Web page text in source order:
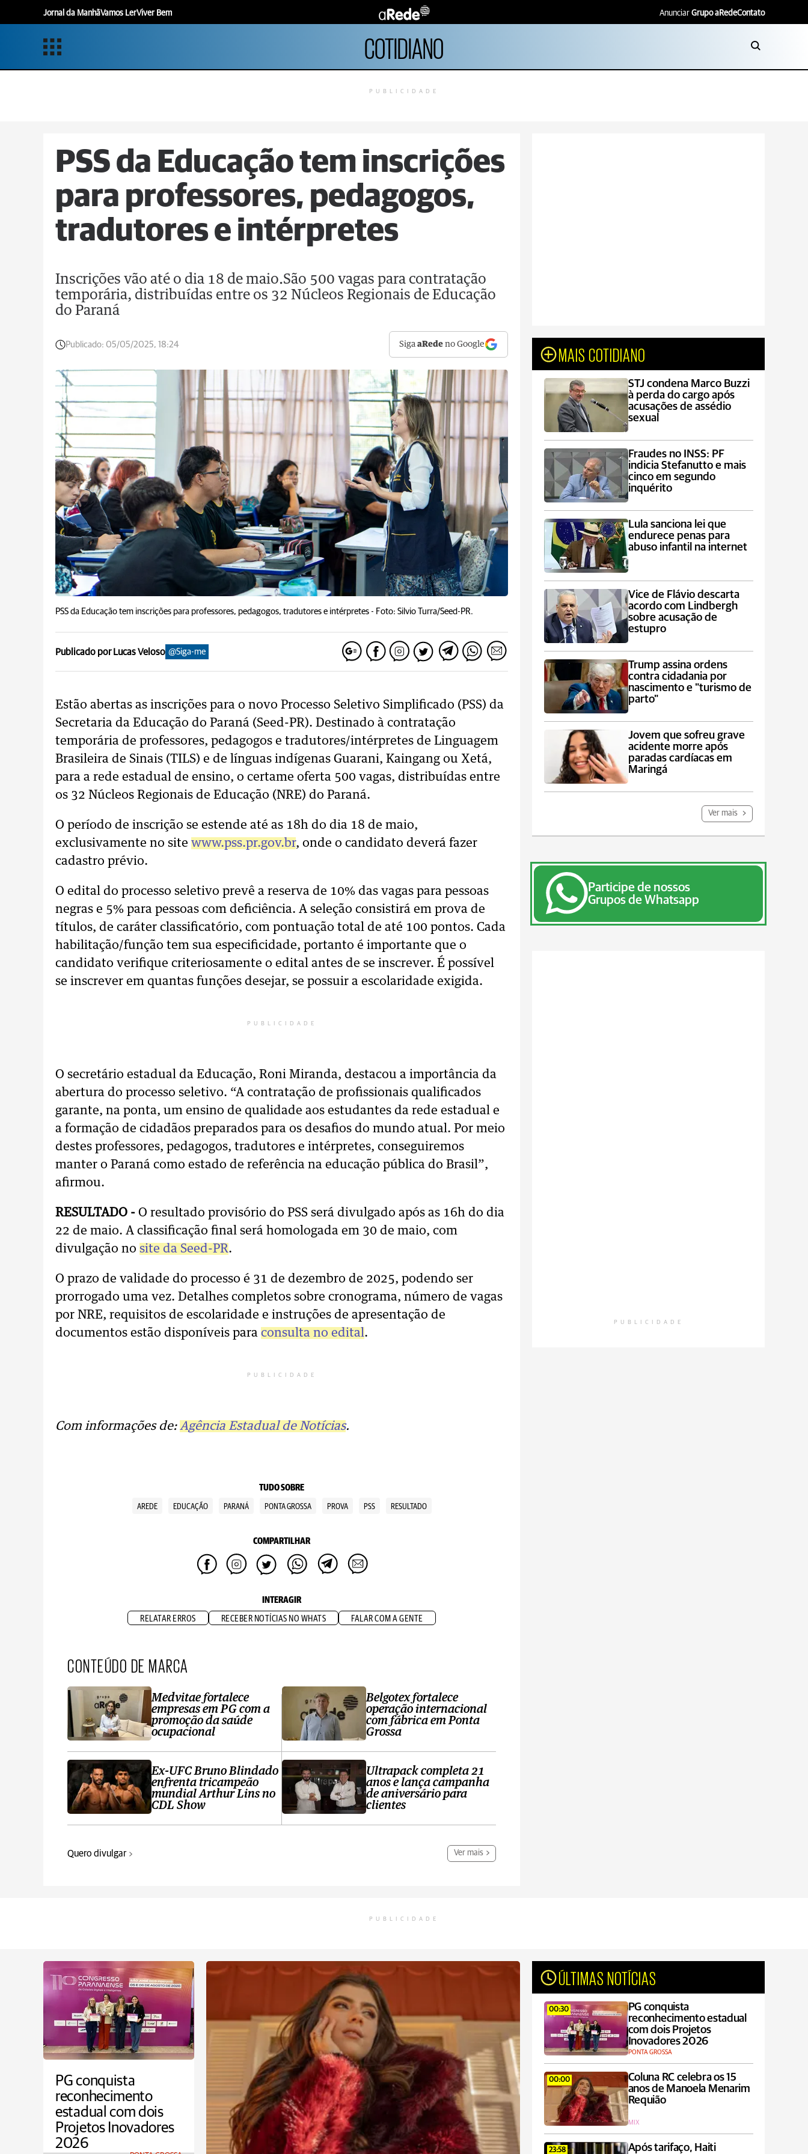
Jornal da ManhãVamos LerViver Bem Anunciar Grupo aRedeContato
COTIDIANO
PUBLICIDADE
PSS da Educação tem inscrições
para professores, pedagogos,
tradutores e intérpretes
Inscrições vão até o dia 18 de maio.São 500 vagas para contratação
temporária, distribuídas entre os 32 Núcleos Regionais de Educação
do Paraná
Publicado: 05/05/2025, 18:24 SigaaRede no Google
PSS da Educação tem inscrições para professores, pedagogos, tradutores e intérpretes - Foto: Silvio Turra/Seed-PR.
Publicado por Lucas Veloso @Siga-me
Estão abertas as inscrições para o novo Processo Seletivo Simplificado (PSS) da
Secretaria da Educação do Paraná (Seed-PR). Destinado à contratação
temporária de professores, pedagogos e tradutores/intérpretes de Linguagem
Brasileira de Sinais (TILS) e de línguas indígenas Guarani, Kaingang ou Xetá,
para a rede estadual de ensino, o certame oferta 500 vagas, distribuídas entre
os 32 Núcleos Regionais de Educação (NRE) do Paraná.
O período de inscrição se estende até as 18h do dia 18 de maio,
exclusivamente no site www.pss.pr.gov.br, onde o candidato deverá fazer
cadastro prévio.
O edital do processo seletivo prevê a reserva de 10% das vagas para pessoas
negras e 5% para pessoas com deficiência. A seleção consistirá em prova de
títulos, de caráter classificatório, com pontuação total de até 100 pontos. Cada
habilitação/função tem sua especificidade, portanto é importante que o
candidato verifique criteriosamente o edital antes de se inscrever. É possível
se inscrever em quantas funções desejar, se possuir a escolaridade exigida.
PUBLICIDADE
O secretário estadual da Educação, Roni Miranda, destacou a importância da
abertura do processo seletivo. “A contratação de profissionais qualificados
garante, na ponta, um ensino de qualidade aos estudantes da rede estadual e
a formação de cidadãos preparados para os desafios do mundo atual. Por meio
destes professores, pedagogos, tradutores e intérpretes, conseguiremos
manter o Paraná como estado de referência na educação pública do Brasil”,
afirmou.
RESULTADO - O resultado provisório do PSS será divulgado após as 16h do dia
22 de maio. A classificação final será homologada em 30 de maio, com
divulgação no site da Seed-PR.
O prazo de validade do processo é 31 de dezembro de 2025, podendo ser
prorrogado uma vez. Detalhes completos sobre cronograma, número de vagas
por NRE, requisitos de escolaridade e instruções de apresentação de
documentos estão disponíveis para consulta no edital.
PUBLICIDADE
Com informações de: Agência Estadual de Notícias.
TUDO SOBRE
AREDE EDUCAÇÃO PARANÁ PONTA GROSSA PROVA PSS RESULTADO
COMPARTILHAR
INTERAGIR
RELATAR ERROS RECEBER NOTÍCIAS NO WHATS FALAR COM A GENTE
CONTEÚDO DE MARCA
Medvitae fortalece
empresas em PG com a
promoção da saúde
ocupacional
Ex-UFC Bruno Blindado
enfrenta tricampeão
mundial Arthur Lins no
CDL Show
Belgotex fortalece
operação internacional
com fábrica em Ponta
Grossa
Ultrapack completa 21
anos e lança campanha
de aniversário para
clientes
Quero divulgar Ver mais
MAIS COTIDIANO
STJ condena Marco Buzzi
à perda do cargo após
acusações de assédio
sexual
Fraudes no INSS: PF
indicia Stefanutto e mais
cinco em segundo
inquérito
Lula sanciona lei que
endurece penas para
abuso infantil na internet
Vice de Flávio descarta
acordo com Lindbergh
sobre acusação de
estupro
Trump assina ordens
contra cidadania por
nascimento e "turismo de
parto"
Jovem que sofreu grave
acidente morre após
paradas cardíacas em
Maringá
Ver mais
Participe de nossos
Grupos de Whatsapp
PUBLICIDADE
PUBLICIDADE
PG conquista
reconhecimento
estadual com dois
Projetos Inovadores
2026
ÚLTIMAS NOTÍCIAS
00:30
PG conquista
reconhecimento estadual
com dois Projetos
Inovadores 2026
PONTA GROSSA
00:00
Coluna RC celebra os 15
anos de Manoela Menarim
Requião
MIX
23:58
Após tarifaço, Haiti